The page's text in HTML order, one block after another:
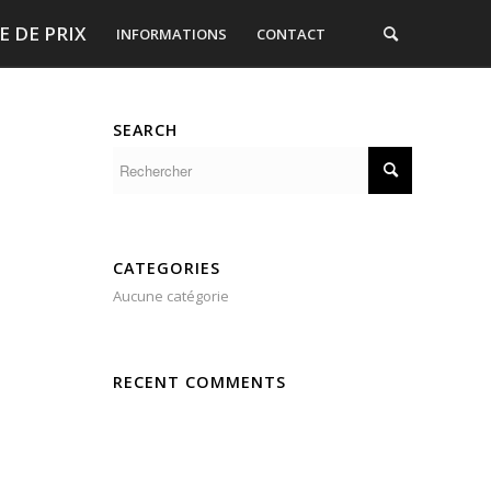
DE PRIX INFORMATIONS CONTACT
SEARCH
CATEGORIES
Aucune catégorie
RECENT COMMENTS